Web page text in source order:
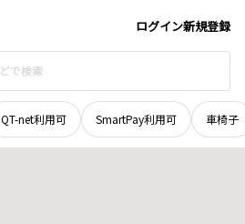
ログイン新規登録
QT-net利用可 SmartPay利用可 車椅子